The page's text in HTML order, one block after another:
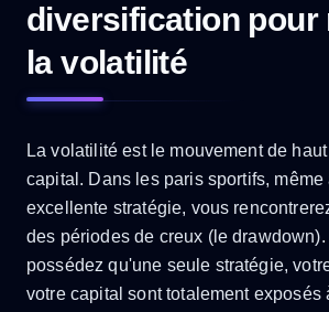
diversification pour
la volatilité
La volatilité est le mouvement de
capital. Dans les paris sportifs, même
excellente stratégie, vous
des périodes de creux (le
possédez qu'une seule stratégie,
votre capital sont totalement exposés